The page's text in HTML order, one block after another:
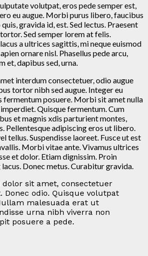
volutpat, eros pede semper est,
eu augue. Morbi purus libero, faucibus
gravida id, est. Sed lectus. Praesent
Sed semper lorem at felis.
a ultrices sagittis, mi neque euismod
ornare nisl. Phasellus pede arcu,
et, dapibus sed, urna.
interdum consectetuer, odio augue
tortor nibh sed augue. Integer eu
fermentum posuere. Morbi sit amet nulla
Quisque fermentum. Cum
et magnis xdis parturient montes,
Pellentesque adipiscing eros ut libero.
tellus. Suspendisse laoreet. Fusce ut est
Morbi vitae ante. Vivamus ultrices
et dolor. Etiam dignissim. Proin
Donec metus. Curabitur gravida.
sit amet, consectetuer
Donec odio. Quisque volutpat
malesuada erat ut
urna nibh viverra non
posuere a pede.